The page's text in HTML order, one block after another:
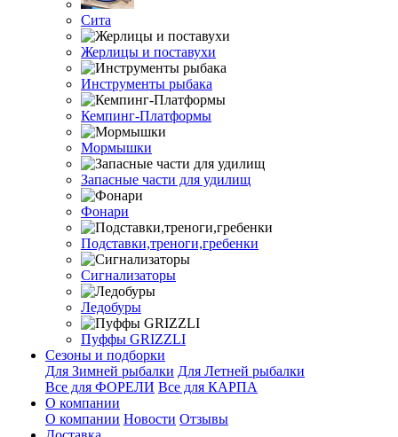
Сита
Жерлицы и поставухи
Инструменты рыбака
Кемпинг-Платформы
Мормышки
Запасные части для удилищ
Фонари
Подставки,треноги,гребенки
Сигнализаторы
Ледобуры
Пуффы GRIZZLI
Сезоны и подборки
Для Зимней рыбалки Для Летней рыбалки
Все для ФОРЕЛИ Все для КАРПА
О компании
О компании Новости Отзывы